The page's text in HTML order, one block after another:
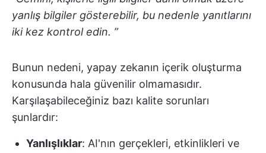
yanlış bilgiler gösterebilir, bu nedenle yanıtlarını
iki kez kontrol edin. ”
Bunun nedeni, yapay zekanın içerik oluşturma
konusunda hala güvenilir olmamasıdır.
Karşılaşabileceğiniz bazı kalite sorunları
şunlardır:
Yanlışlıklar: AI'nın gerçekleri, etkinlikleri ve